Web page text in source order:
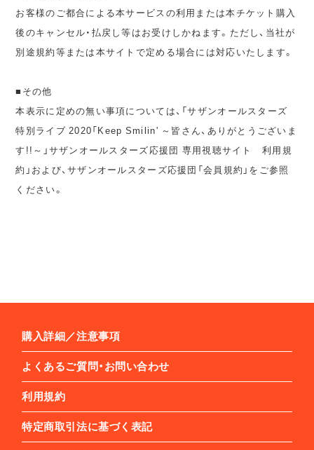
お客様のご都合による本サービスの利用または本チケット購入
後のキャンセル・払戻し等はお受けしかねます。ただし、当社が
別途規約等または本サイトで定める場合には対応いたします。
■その他
本表示に定めの無い事項については、「サザンオールスターズ
特別ライブ 2020「Keep Smilin' ～皆さん、ありがとうございま
す!!～」サザンオールスターズ応援団 専用視聴サイト 利用規
約」および、サザンオールスターズ応援団「会員規約」をご参照
ください。
購入詳細／注意事項
よくあるご質問・お問い合わせ
利用規約
特定商取引法に基づく表記